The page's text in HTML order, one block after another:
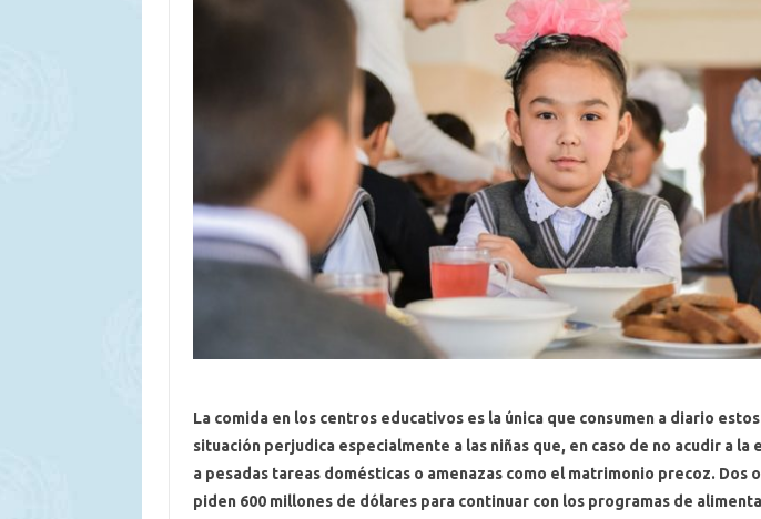
La comida en los centros educativos es la única que consumen a diario
situación perjudica especialmente a las niñas que, en caso de no acudir a la
a pesadas tareas domésticas o amenazas como el matrimonio precoz. Dos
piden 600 millones de dólares para continuar con los programas de